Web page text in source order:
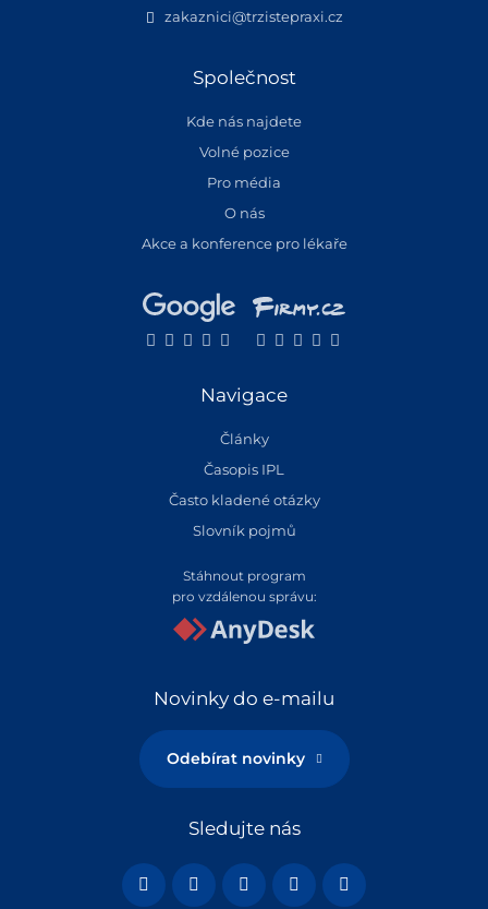
zakaznici@trzistepraxi.cz
Společnost
Kde nás najdete
Volné pozice
Pro média
O nás
Akce a konference pro lékaře
Navigace
Články
Časopis IPL
Často kladené otázky
Slovník pojmů
Stáhnout program
pro vzdálenou správu:
Novinky do e-mailu
Odebírat novinky
Sledujte nás